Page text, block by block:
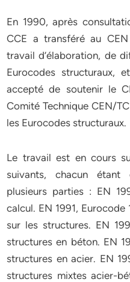
En 1990, après
CCE a transféré au
travail d’élaboration, de
Eurocodes structuraux,
accepté de soutenir le
Comité Technique CEN/
les Eurocodes structuraux.
Le travail est en cours
suivants, chacun étant
plusieurs parties : EN
calcul. EN 1991,
sur les structures. EN
structures en béton. EN
structures en acier. EN
structures mixtes acier-